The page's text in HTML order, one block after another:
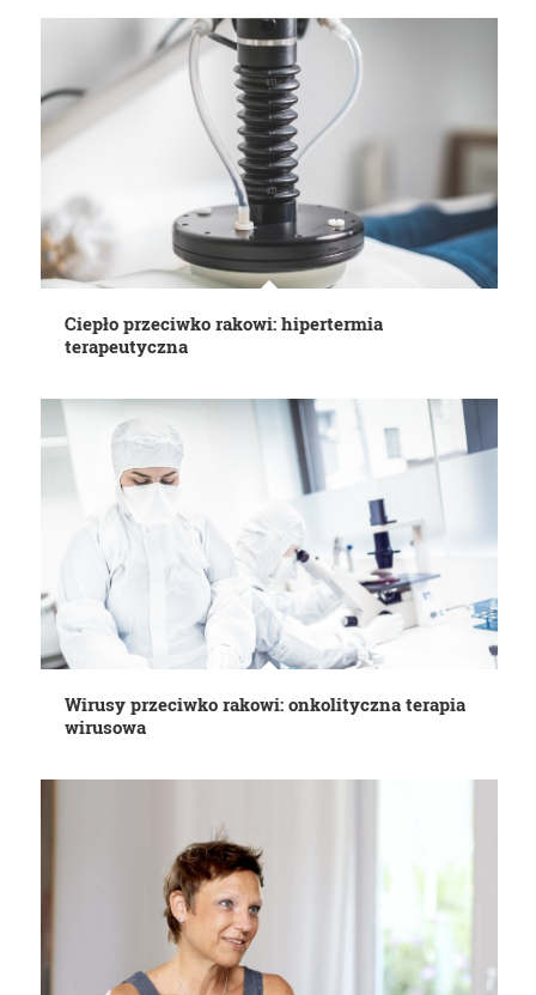
Ciepło przeciwko rakowi: hipertermia
terapeutyczna
Wirusy przeciwko rakowi: onkolityczna terapia
wirusowa